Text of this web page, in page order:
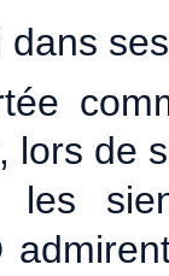
dans
lors de
les